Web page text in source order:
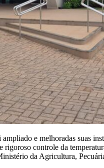
e melhoradas suas
controle da
da Agricultura,